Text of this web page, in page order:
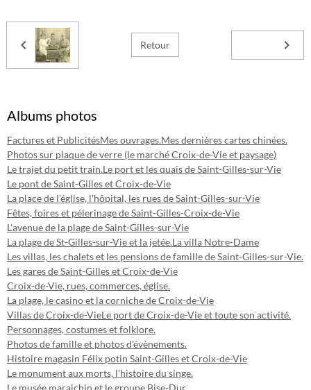
Retour
Albums photos
Factures et PublicitésMes ouvrages.Mes dernières cartes chinées.
Photos sur plaque de verre (le marché Croix-de-Vie et paysage)
Le trajet du petit train.Le port et les quais de Saint-Gilles-sur-Vie
Le pont de Saint-Gilles et Croix-de-Vie
La place de l'église, l'hôpital, les rues de Saint-Gilles-sur-Vie
Fêtes, foires et pélerinage de Saint-Gilles-Croix-de-Vie
L'avenue de la plage de Saint-Gilles-sur-Vie
La plage de St-Gilles-sur-Vie et la jetée.La villa Notre-Dame
Les villas, les chalets et les pensions de famille de Saint-Gilles-sur-Vie.
Les gares de Saint-Gilles et Croix-de-Vie
Croix-de-Vie, rues, commerces, église.
La plage, le casino et la corniche de Croix-de-Vie
Villas de Croix-de-VieLe port de Croix-de-Vie et toute son activité.
Personnages, costumes et folklore.
Photos de famille et photos d'évènements.
Histoire magasin Félix potin Saint-Gilles et Croix-de-Vie
Le monument aux morts, l'histoire du singe.
Le musée maraichin et le groupe Bise-Dur.